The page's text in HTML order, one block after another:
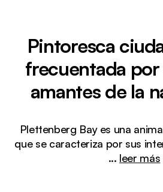
Pintoresca
frecuentada
amantes de la
Plettenberg Bay es una
que se caracteriza por sus
... leer más